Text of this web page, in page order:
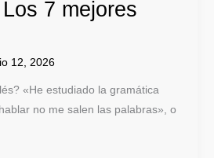
7 mejores
12, 2026
«He estudiado la gramática
no me salen las palabras», o